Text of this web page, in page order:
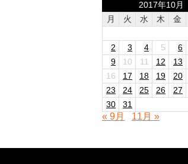
2017年10月
月
火 水 木 金
2
3 4 5 6
9
10 11 12 13
16
17 18 19 20
23
24 25 26 27
30
31
« 9月 11月 »